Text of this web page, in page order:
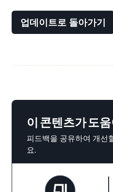
업데이트로 돌아가기
이 콘텐츠가 도
피드백을 공유하여 개선
요.